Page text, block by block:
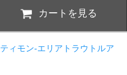
カートを見る
ティモン-エリアトラウトルア